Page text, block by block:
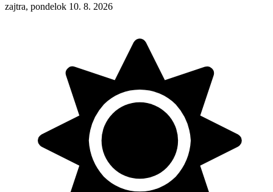
zajtra, pondelok 10. 8. 2026